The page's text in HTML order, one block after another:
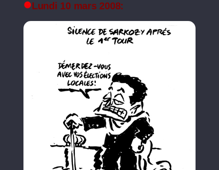
Lundi 10 mars 2008: